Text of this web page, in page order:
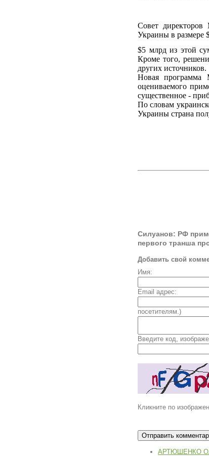
Совет
Украины в размере
$5 млрд из этой
Кроме того,
других источников.
Новая программа
оцениваемого
существенное -
По словам
Украины страна
Силуанов: РФ
первого транша
Добавить свой
Имя:
Email адрес:
посетителям.)
Введите код,
Кликните по
АРТЮШЕНКО